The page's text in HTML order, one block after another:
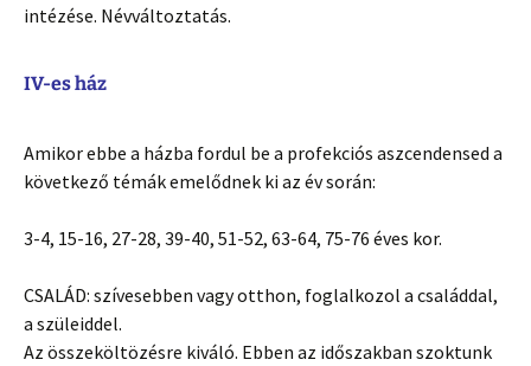
intézése. Névváltoztatás.
IV-es ház
Amikor ebbe a házba fordul be a profekciós aszcendensed a
következő témák emelődnek ki az év során:
3-4, 15-16, 27-28, 39-40, 51-52, 63-64, 75-76 éves kor.
CSALÁD: szívesebben vagy otthon, foglalkozol a családdal,
a szüleiddel.
Az összeköltözésre kiváló. Ebben az időszakban szoktunk